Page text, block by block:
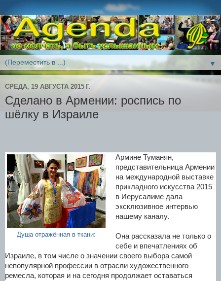
▼
СРЕДА, 19 АВГУСТА 2015 Г.
Сделано в Армении: роспись по
шёлку в Израиле
Душа отражённая в ткани:
Армине Туманян,
представительница Армении
на международной выставке
прикладного искусства 2015
в Иерусалиме дала
эксклюзивное интервью
нашему каналу.
Она рассказала не только о
себе и впечатлениях об
Израиле, в том числе о значении своего выбора самой
непопулярной профессии в отрасли художественного
ремесла, которая и на сегодня продолжает оставаться